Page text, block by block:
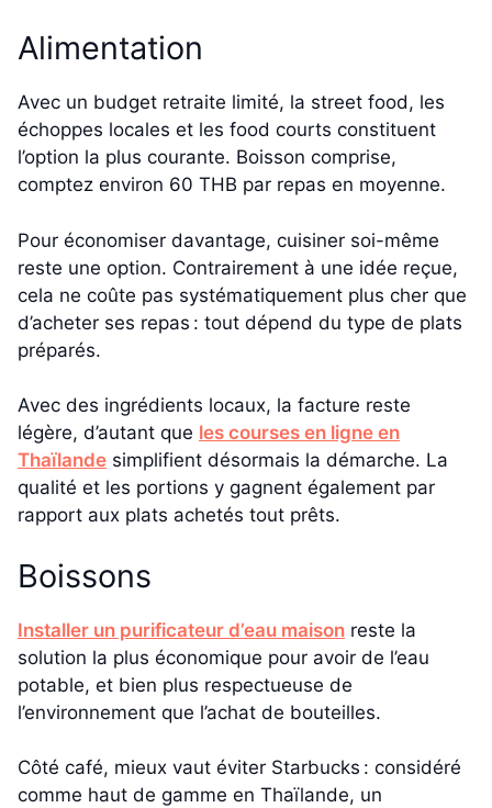
Alimentation
Avec un budget retraite limité, la street food, les
échoppes locales et les food courts constituent
l’option la plus courante. Boisson comprise,
comptez environ 60 THB par repas en moyenne.
Pour économiser davantage, cuisiner soi-même
reste une option. Contrairement à une idée reçue,
cela ne coûte pas systématiquement plus cher que
d’acheter ses repas : tout dépend du type de plats
préparés.
Avec des ingrédients locaux, la facture reste
légère, d’autant que les courses en ligne en
Thaïlande simplifient désormais la démarche. La
qualité et les portions y gagnent également par
rapport aux plats achetés tout prêts.
Boissons
Installer un purificateur d’eau maison reste la
solution la plus économique pour avoir de l’eau
potable, et bien plus respectueuse de
l’environnement que l’achat de bouteilles.
Côté café, mieux vaut éviter Starbucks : considéré
comme haut de gamme en Thaïlande, un